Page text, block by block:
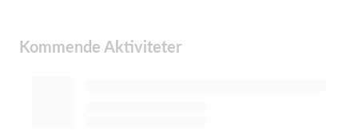
Kommende Aktiviteter